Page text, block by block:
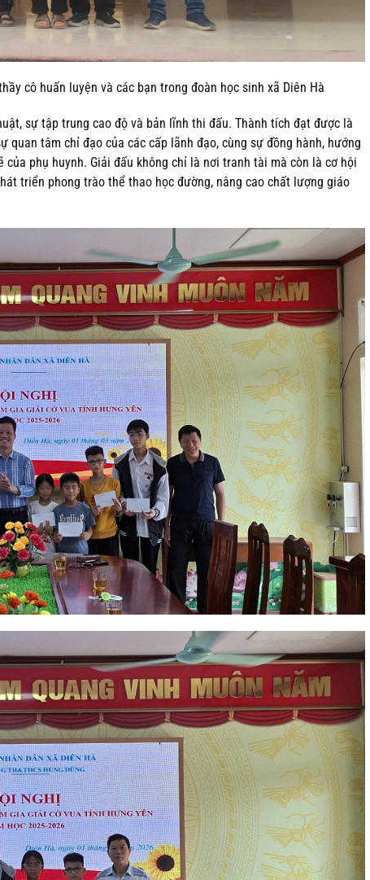
cô huấn luyện và các bạn trong đoàn học sinh xã Diên Hà
sự tập trung cao độ và bản lĩnh thi đấu. Thành tích đạt được là
quan tâm chỉ đạo của các cấp lãnh đạo, cùng sự đồng hành, hướng
phụ huynh. Giải đấu không chỉ là nơi tranh tài mà còn là cơ hội
triển phong trào thể thao học đường, nâng cao chất lượng giáo